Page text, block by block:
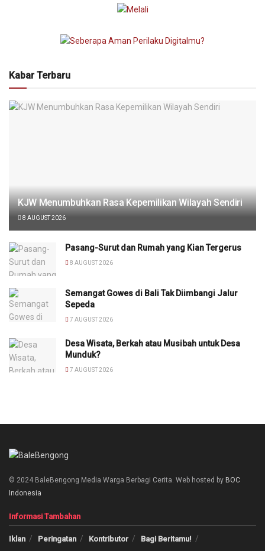
Kabar Terbaru
KJW Menumbuhkan Rasa Kepemilikan Wilayah Sendiri
8 AUGUST 2026
Pasang-Surut dan Rumah yang Kian Tergerus
8 AUGUST 2026
Semangat Gowes di Bali Tak Diimbangi Jalur
Sepeda
7 AUGUST 2026
Desa Wisata, Berkah atau Musibah untuk Desa
Munduk?
7 AUGUST 2026
© 2024 BaleBengong Media Warga Berbagi Cerita. Web hosted by BOC
Indonesia
Informasi Tambahan
Iklan Peringatan Kontributor Bagi Beritamu!